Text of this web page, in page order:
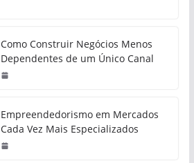
Como Construir Negócios Menos
Dependentes de um Único Canal
Empreendedorismo em Mercados
Cada Vez Mais Especializados